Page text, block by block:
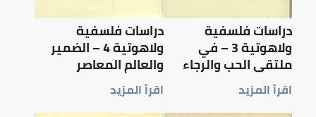
دراسات فلسفية
ولاهوتية 3 – في
ملتقى الحب والرجاء
اقرأ المزيد
دراسات فلسفية
ولاهوتية 4 – الضمير
والعالم المعاصر
اقرأ المزيد